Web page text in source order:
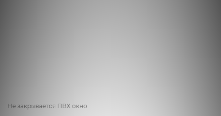
Не закрывается ПВХ окно